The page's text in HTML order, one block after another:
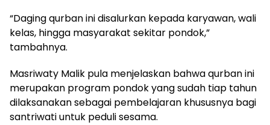
“Daging qurban ini disalurkan kepada karyawan, wali
kelas, hingga masyarakat sekitar pondok,”
tambahnya.
Masriwaty Malik pula menjelaskan bahwa qurban ini
merupakan program pondok yang sudah tiap tahun
dilaksanakan sebagai pembelajaran khususnya bagi
santriwati untuk peduli sesama.